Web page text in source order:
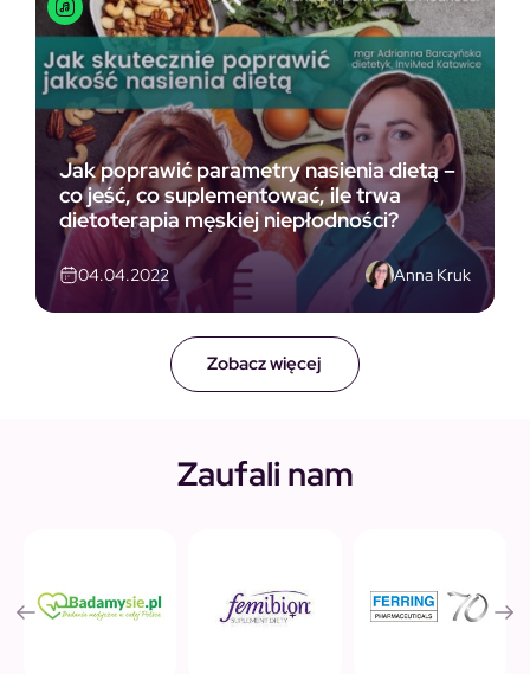
Zobacz więcej
Jak poprawić parametry nasienia dietą –
co jeść, co suplementować, ile trwa
dietoterapia męskiej niepłodności?
04.04.2022 Anna Kruk
Zaufali nam